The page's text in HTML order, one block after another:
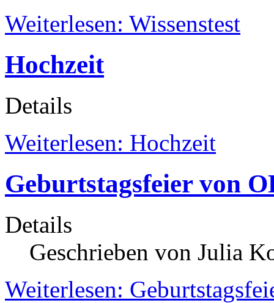
Weiterlesen: Wissenstest
Hochzeit
Details
Weiterlesen: Hochzeit
Geburtstagsfeier von
Details
Geschrieben von Julia
Weiterlesen: